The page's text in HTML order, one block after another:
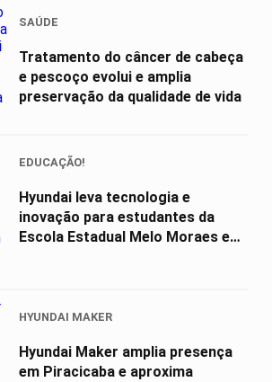
SAÚDE
Tratamento do câncer de cabeça
e pescoço evolui e amplia
preservação da qualidade de vida
EDUCAÇÃO!
Hyundai leva tecnologia e
inovação para estudantes da
Escola Estadual Melo Moraes em
HYUNDAI MAKER
Hyundai Maker amplia presença
em Piracicaba e aproxima